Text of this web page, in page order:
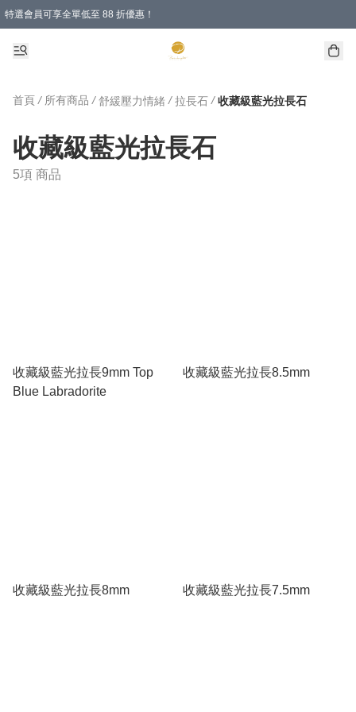
特選會員可享全單低至 88 折優惠！
購物滿 HKD 1000.00即享免運費優惠！（適用於 特定的送貨方式 )
首頁 / 所有商品 / 舒緩壓力情緒 / 拉長石 / 收藏級藍光拉長石
收藏級藍光拉長石
5項 商品
收藏級藍光拉長9mm Top
Blue Labradorite
收藏級藍光拉長8.5mm
收藏級藍光拉長8mm 收藏級藍光拉長7.5mm